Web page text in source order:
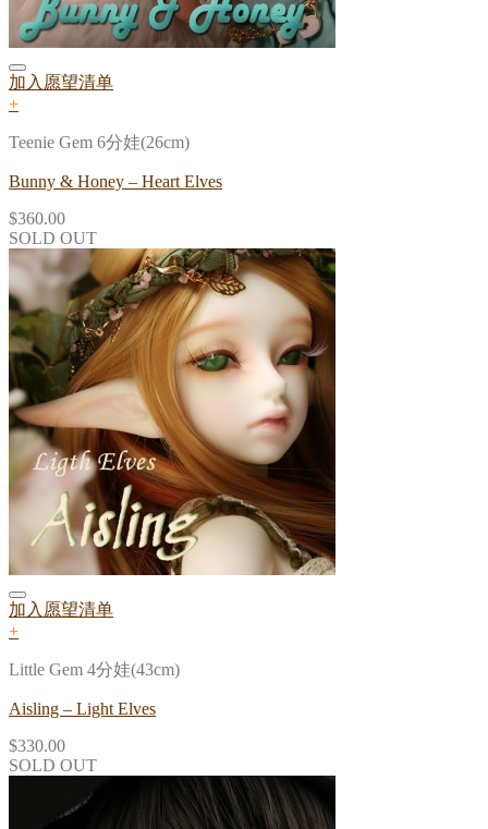
加入愿望清单
+
Teenie Gem 6分娃(26cm)
Bunny & Honey – Heart Elves
$360.00
SOLD OUT
加入愿望清单
+
Little Gem 4分娃(43cm)
Aisling – Light Elves
$330.00
SOLD OUT